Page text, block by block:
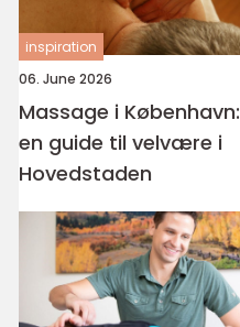
inspiration
06. June 2026
Massage i København:
en guide til velvære i
Hovedstaden